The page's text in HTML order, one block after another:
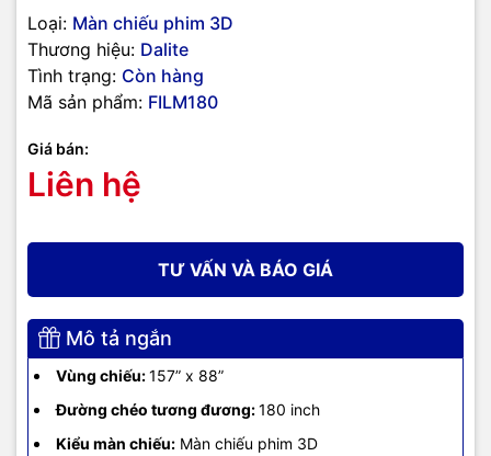
Loại: Màn chiếu phim 3D
Thương hiệu: Dalite
Tình trạng: Còn hàng
Mã sản phẩm: FILM180
Giá bán:
Liên hệ
TƯ VẤN VÀ BÁO GIÁ
Mô tả ngắn
Vùng chiếu:157” x 88”
Đường chéo tương đương:180 inch
Kiểu màn chiếu: Màn chiếu phim 3D